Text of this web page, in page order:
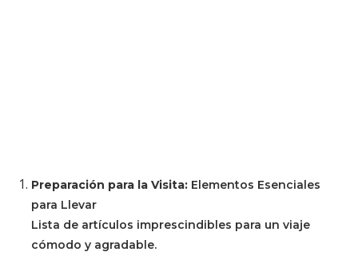
Preparación para la Visita: Elementos Esenciales
para Llevar
Lista de artículos imprescindibles para un viaje
cómodo y agradable.